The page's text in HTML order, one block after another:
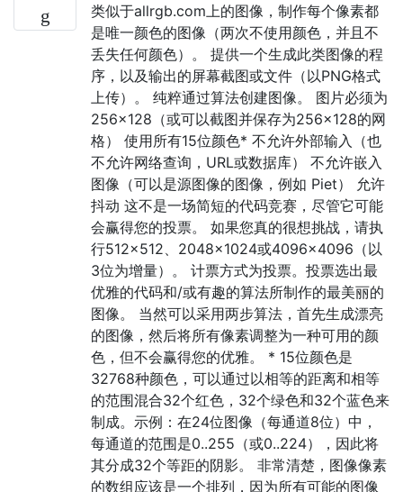
类似于allrgb.com上的图像，制作每个像素都
是唯一颜色的图像（两次不使用颜色，并且不
丢失任何颜色）。 提供一个生成此类图像的程
序，以及输出的屏幕截图或文件（以PNG格式
上传）。 纯粹通过算法创建图像。 图片必须为
256×128（或可以截图并保存为256×128的网
格） 使用所有15位颜色* 不允许外部输入（也
不允许网络查询，URL或数据库） 不允许嵌入
图像（可以是源图像的图像，例如 Piet） 允许
抖动 这不是一场简短的代码竞赛，尽管它可能
会赢得您的投票。 如果您真的很想挑战，请执
行512×512、2048×1024或4096×4096（以
3位为增量）。 计票方式为投票。投票选出最
优雅的代码和/或有趣的算法所制作的最美丽的
图像。 当然可以采用两步算法，首先生成漂亮
的图像，然后将所有像素调整为一种可用的颜
色，但不会赢得您的优雅。 * 15位颜色是
32768种颜色，可以通过以相等的距离和相等
的范围混合32个红色，32个绿色和32个蓝色来
制成。示例：在24位图像（每通道8位）中，
每通道的范围是0..255（或0..224），因此将
其分成32个等距的阴影。 非常清楚，图像像素
的数组应该是一个排列，因为所有可能的图像